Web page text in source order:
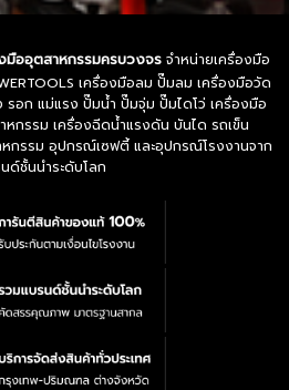
มืออุตสาหกรรมครบวงจรจำหน่ายเครื่องมือ
เครื่องมือลม ปั๊มลม เครื่องมือวัด
อก แม่แรง ปั๊มน้ำ ปั๊มจุ่ม ปั๊มไดโว่ เครื่องมือ
กรรม เครื่องฉีดน้ำแรงดัน บันได รถเข็น
กรรม อุปกรณ์เซฟตี้ และอุปกรณ์โรงงานจาก
ด์ชั้นนำระดับโลก